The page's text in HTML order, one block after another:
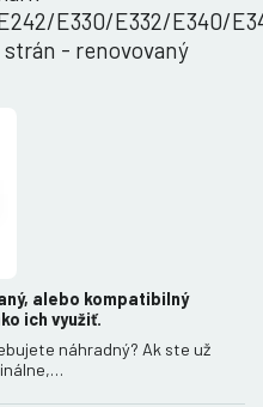
E330/E332/E340/
strán - renovovaný
alebo kompatibilný
ich využiť.
náhradný? Ak ste už